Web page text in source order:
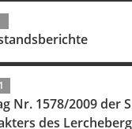
Nr. 1578/2009 der
des